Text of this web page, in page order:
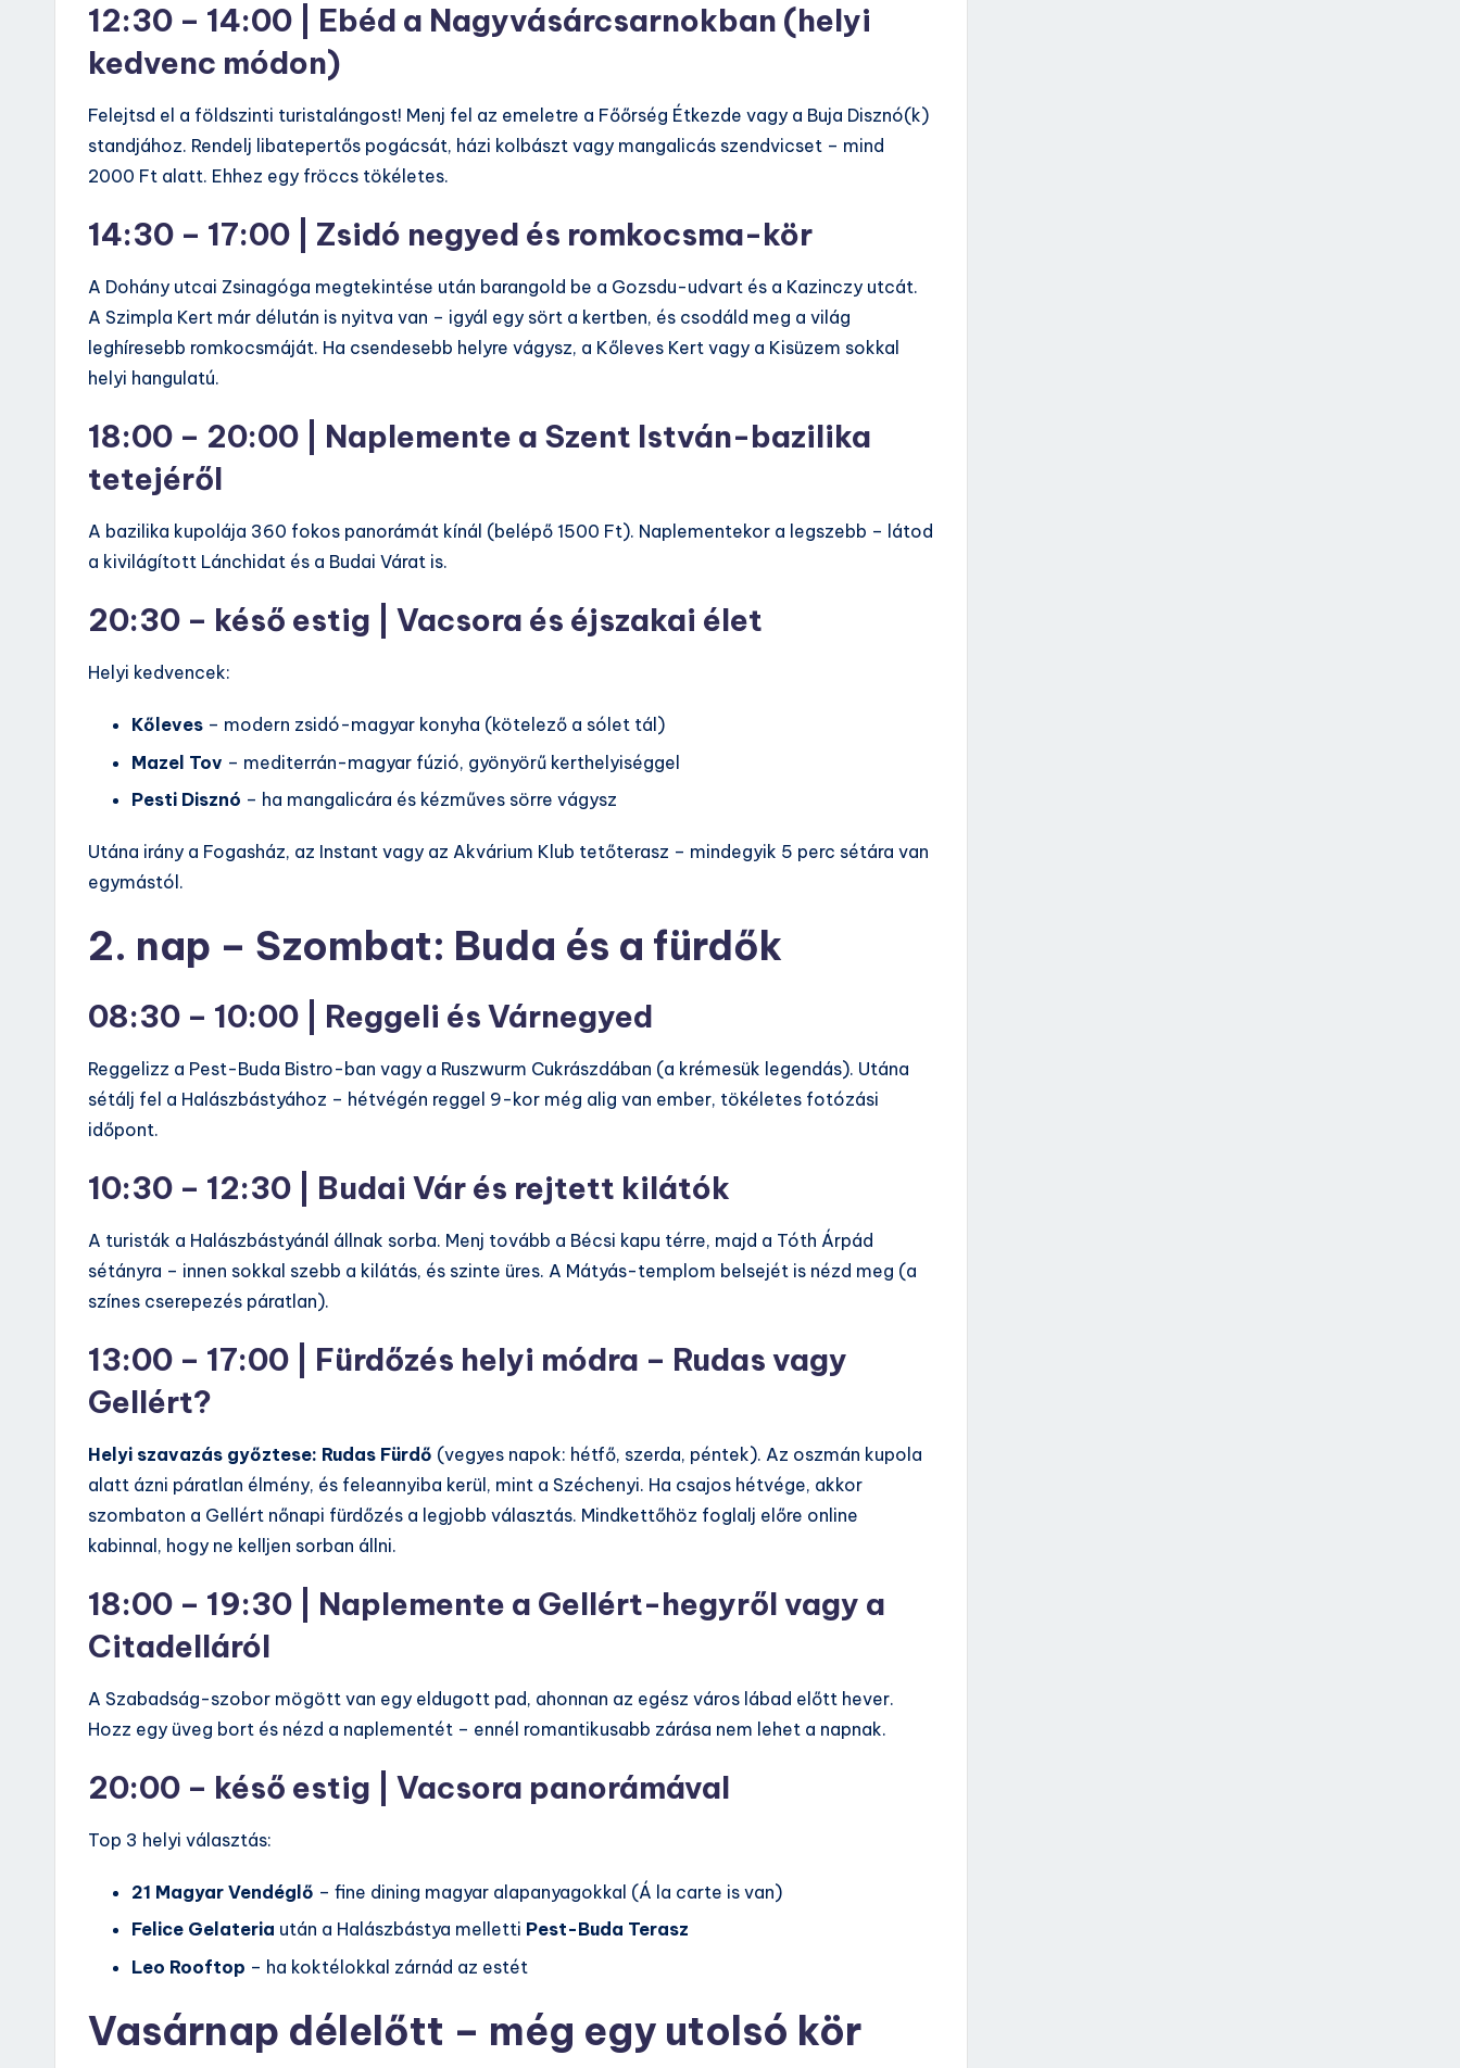
12:30 – 14:00 | Ebéd a Nagyvásárcsarnokban (helyi
kedvenc módon)
Felejtsd el a földszinti turistalángost! Menj fel az emeletre a Főőrség Étkezde vagy a Buja Disznó(k)
standjához. Rendelj libatepertős pogácsát, házi kolbászt vagy mangalicás szendvicset – mind
2000 Ft alatt. Ehhez egy fröccs tökéletes.
14:30 – 17:00 | Zsidó negyed és romkocsma-kör
A Dohány utcai Zsinagóga megtekintése után barangold be a Gozsdu-udvart és a Kazinczy utcát.
A Szimpla Kert már délután is nyitva van – igyál egy sört a kertben, és csodáld meg a világ
leghíresebb romkocsmáját. Ha csendesebb helyre vágysz, a Kőleves Kert vagy a Kisüzem sokkal
helyi hangulatú.
18:00 – 20:00 | Naplemente a Szent István-bazilika
tetejéről
A bazilika kupolája 360 fokos panorámát kínál (belépő 1500 Ft). Naplementekor a legszebb – látod
a kivilágított Lánchidat és a Budai Várat is.
20:30 – késő estig | Vacsora és éjszakai élet
Helyi kedvencek:
Kőleves – modern zsidó-magyar konyha (kötelező a sólet tál)
Mazel Tov – mediterrán-magyar fúzió, gyönyörű kerthelyiséggel
Pesti Disznó – ha mangalicára és kézműves sörre vágysz
Utána irány a Fogasház, az Instant vagy az Akvárium Klub tetőterasz – mindegyik 5 perc sétára van
egymástól.
2. nap – Szombat: Buda és a fürdők
08:30 – 10:00 | Reggeli és Várnegyed
Reggelizz a Pest-Buda Bistro-ban vagy a Ruszwurm Cukrászdában (a krémesük legendás). Utána
sétálj fel a Halászbástyához – hétvégén reggel 9-kor még alig van ember, tökéletes fotózási
időpont.
10:30 – 12:30 | Budai Vár és rejtett kilátók
A turisták a Halászbástyánál állnak sorba. Menj tovább a Bécsi kapu térre, majd a Tóth Árpád
sétányra – innen sokkal szebb a kilátás, és szinte üres. A Mátyás-templom belsejét is nézd meg (a
színes cserepezés páratlan).
13:00 – 17:00 | Fürdőzés helyi módra – Rudas vagy
Gellért?
Helyi szavazás győztese: Rudas Fürdő (vegyes napok: hétfő, szerda, péntek). Az oszmán kupola
alatt ázni páratlan élmény, és feleannyiba kerül, mint a Széchenyi. Ha csajos hétvége, akkor
szombaton a Gellért nőnapi fürdőzés a legjobb választás. Mindkettőhöz foglalj előre online
kabinnal, hogy ne kelljen sorban állni.
18:00 – 19:30 | Naplemente a Gellért-hegyről vagy a
Citadelláról
A Szabadság-szobor mögött van egy eldugott pad, ahonnan az egész város lábad előtt hever.
Hozz egy üveg bort és nézd a naplementét – ennél romantikusabb zárása nem lehet a napnak.
20:00 – késő estig | Vacsora panorámával
Top 3 helyi választás:
21 Magyar Vendéglő – fine dining magyar alapanyagokkal (Á la carte is van)
Felice Gelateria után a Halászbástya melletti Pest-Buda Terasz
Leo Rooftop – ha koktélokkal zárnád az estét
Vasárnap délelőtt – még egy utolsó kör